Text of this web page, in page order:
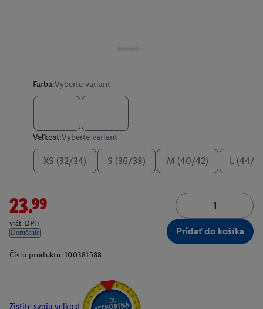
Farba:Vyberte variant
Veľkosť:Vyberte variant
XS (32/34) S (36/38) M (40/42) L (44/
23.99
vrát. DPH
Doručenie
Pridať do košíka
Číslo produktu: 100381588
Zistite svoju veľkosť